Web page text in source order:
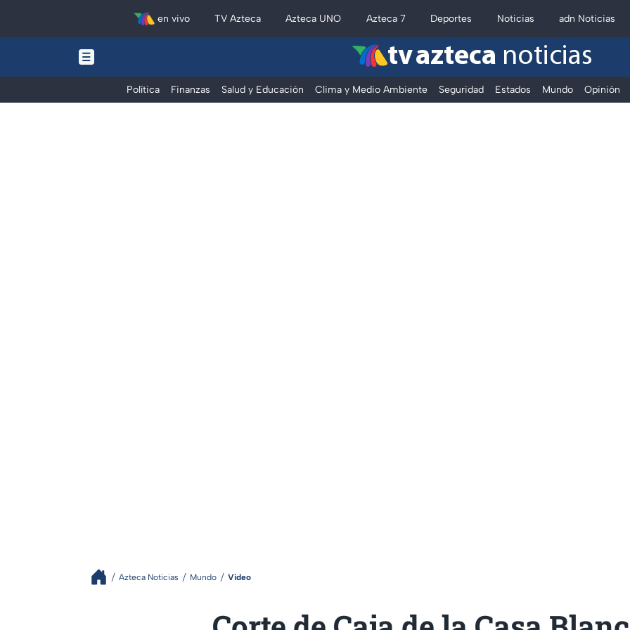
en vivo TV Azteca Azteca UNO Azteca 7 Deportes Noticias adn Noticias
tv azteca noticias
Política Finanzas Salud y Educación Clima y Medio Ambiente Seguridad Estados Mundo Opinión
Azteca Noticias Mundo Video